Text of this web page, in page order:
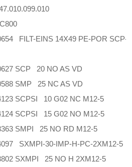
FILT-EINS 14X49 PE-POR SCP-
SCP 20 NO AS VD
SMP 25 NC AS VD
SCPSI 10 G02 NC M12-5
SCPSI 15 G02 NO M12-5
SMPI 25 NO RD M12-5
SXMPI-30-IMP-H-PC-2XM12-5
SXMPI 25 NO H 2XM12-5